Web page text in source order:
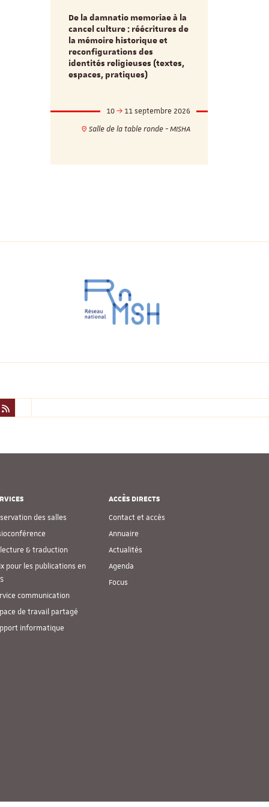
De la damnatio memoriae à la
cancel culture : réécritures de
la mémoire historique et
reconfigurations des
identités religieuses (textes,
espaces, pratiques)
10
11 septembre 2026
Salle de la table ronde - MISHA
des salles
& traduction
pour les publications en
communication
de travail partagé
informatique
ACCÈS DIRECTS
Contact et accès
Annuaire
Actualités
Agenda
Focus